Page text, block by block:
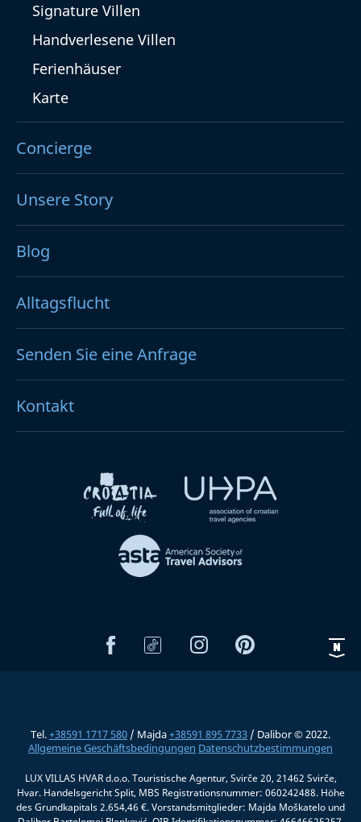
Signature Villen
Handverlesene Villen
Ferienhäuser
Karte
Concierge
Unsere Story
Blog
Alltagsflucht
Senden Sie eine Anfrage
Kontakt
Tel.+38591 1717 580 / Majda+38591 895 7733 / Dalibor © 2022.
Allgemeine Geschäftsbedingungen Datenschutzbestimmungen
LUX VILLAS HVAR d.o.o. Touristische Agentur, Svirče 20, 21462 Svirče,
Hvar. Handelsgericht Split, MBS Registrationsnummer: 060242488. Höhe
des Grundkapitals 2.654,46 €. Vorstandsmitglieder: Majda Moškatelo und